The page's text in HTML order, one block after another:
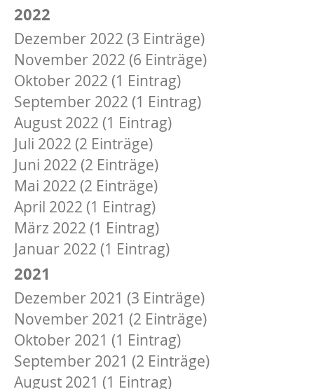
2022
Dezember 2022 (3 Einträge)
November 2022 (6 Einträge)
Oktober 2022 (1 Eintrag)
September 2022 (1 Eintrag)
August 2022 (1 Eintrag)
Juli 2022 (2 Einträge)
Juni 2022 (2 Einträge)
Mai 2022 (2 Einträge)
April 2022 (1 Eintrag)
März 2022 (1 Eintrag)
Januar 2022 (1 Eintrag)
2021
Dezember 2021 (3 Einträge)
November 2021 (2 Einträge)
Oktober 2021 (1 Eintrag)
September 2021 (2 Einträge)
August 2021 (1 Eintrag)